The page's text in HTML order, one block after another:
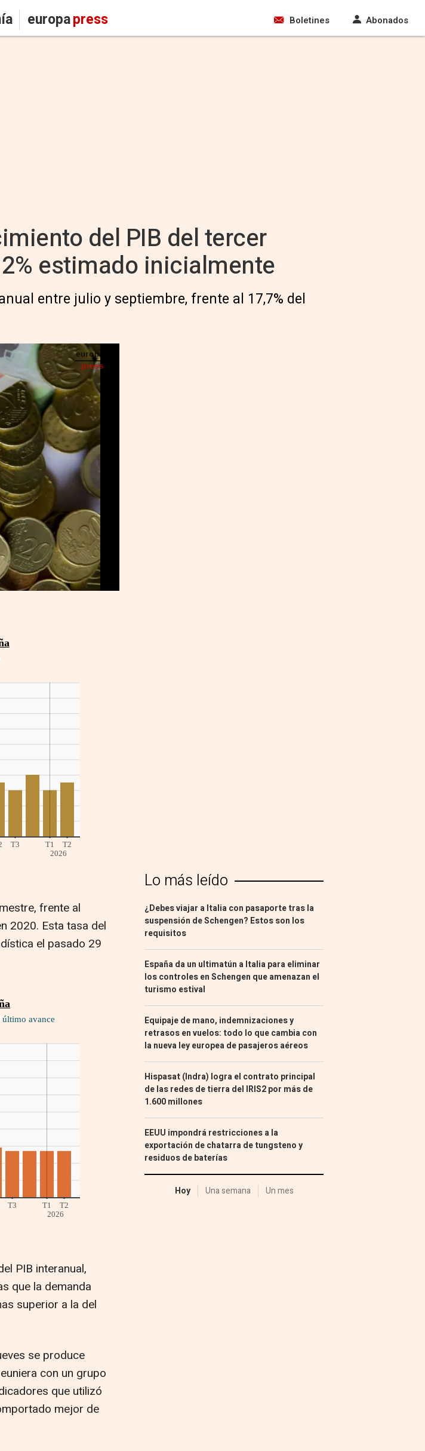
europapress Boletines Abonados
del PIB del tercer
estimado inicialmente
entre julio y septiembre, frente al 17,7% del
riqueza - EUROPA PRESS - Archivo
del año, 1,4
según los datos
Instituto Nacional
de verano es seis
a finales
el periodo julio-
frente al
2020. Esta tasa del
el pasado 29
PIB interanual,
que la demanda
superior a la del
se produce
con un grupo
que utilizó
mejor de
Lo más leído
¿Debes viajar a Italia con pasaporte tras la
suspensión de Schengen? Estos son los
requisitos
España da un ultimatún a Italia para eliminar
los controles en Schengen que amenazan el
turismo estival
Equipaje de mano, indemnizaciones y
retrasos en vuelos: todo lo que cambia con
la nueva ley europea de pasajeros aéreos
Hispasat (Indra) logra el contrato principal
de las redes de tierra del IRIS2 por más de
1.600 millones
EEUU impondrá restricciones a la
exportación de chatarra de tungsteno y
residuos de baterías
Hoy Una semana Un mes